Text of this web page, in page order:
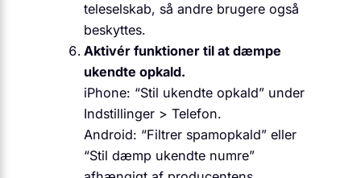
teleselskab, så andre brugere også
beskyttes.
Aktivér funktioner til at dæmpe
ukendte opkald.
iPhone: “Stil ukendte opkald” under
Indstillinger > Telefon.
Android: “Filtrer spamopkald” eller
“Stil dæmp ukendte numre”